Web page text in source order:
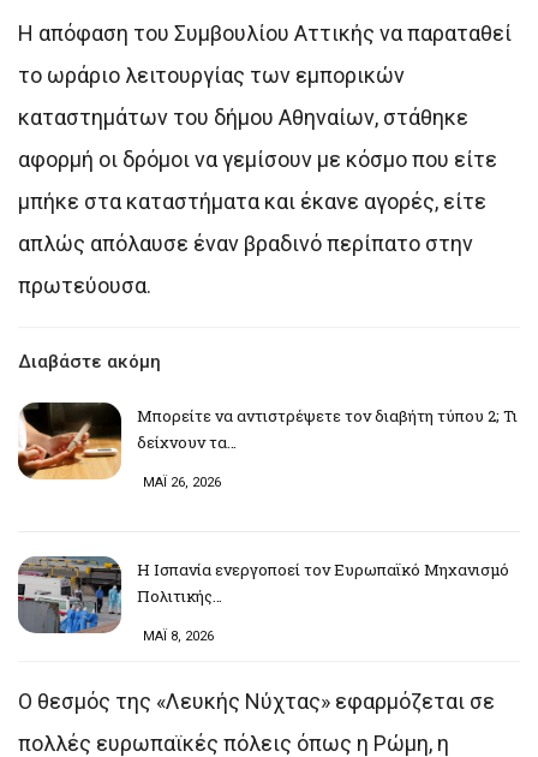
Η απόφαση του Συμβουλίου Αττικής να παραταθεί
το ωράριο λειτουργίας των εμπορικών
καταστημάτων του δήμου Αθηναίων, στάθηκε
αφορμή οι δρόμοι να γεμίσουν με κόσμο που είτε
μπήκε στα καταστήματα και έκανε αγορές, είτε
απλώς απόλαυσε έναν βραδινό περίπατο στην
πρωτεύουσα.
Διαβάστε ακόμη
Μπορείτε να αντιστρέψετε τον διαβήτη τύπου 2; Τι
δείχνουν τα…
ΜΑΪ 26, 2026
Η Ισπανία ενεργοποεί τον Ευρωπαϊκό Μηχανισμό
Πολιτικής…
ΜΑΪ 8, 2026
Ο θεσμός της «Λευκής Νύχτας» εφαρμόζεται σε
πολλές ευρωπαϊκές πόλεις όπως η Ρώμη, η